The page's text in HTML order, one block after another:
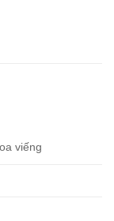
viếng